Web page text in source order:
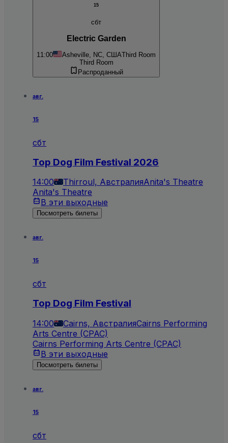
15
сбт
Electric Garden
11:00 Asheville, NC, СШАThird Room
Third Room
Распроданный
авг.
15
сбт
Top Dog Film Festival 2026
14:00 Thirroul, АвстралияAnita's Theatre
Anita's Theatre
В эти выходные
Посмотреть билеты
авг.
15
сбт
Top Dog Film Festival
14:00 Cairns, АвстралияCairns Performing
Arts Centre (CPAC)
Cairns Performing Arts Centre (CPAC)
В эти выходные
Посмотреть билеты
авг.
15
сбт